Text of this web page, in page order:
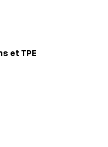
et TPE